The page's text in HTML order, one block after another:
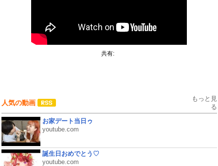
共有:
人気の動画
もっと見
る
お家デート当日ゥ
youtube.com
誕生日おめでとう♡
youtube.com